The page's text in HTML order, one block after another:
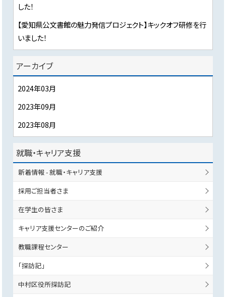
した！
【愛知県公文書館の魅力発信プロジェクト】キックオフ研修を行
いました！
アーカイブ
2024年03月
2023年09月
2023年08月
就職・キャリア支援
新着情報 - 就職・キャリア支援
採用ご担当者さま
在学生の皆さま
キャリア支援センターのご紹介
教職課程センター
「探訪記」
中村区役所探訪記